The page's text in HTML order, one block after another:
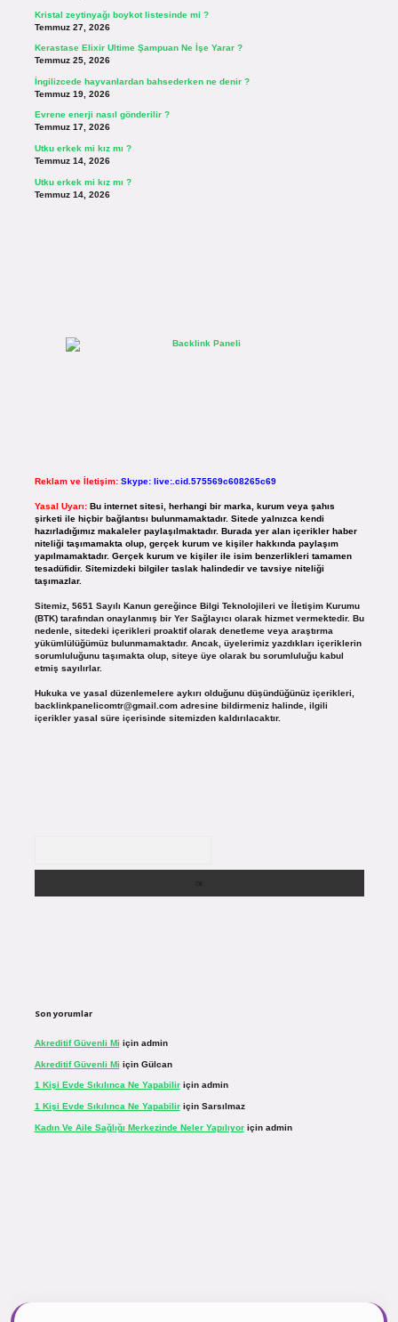
Kristal zeytinyağı boykot listesinde mi ?
Temmuz 27, 2026
Kerastase Elixir Ultime Şampuan Ne İşe Yarar ?
Temmuz 25, 2026
İngilizcede hayvanlardan bahsederken ne denir ?
Temmuz 19, 2026
Evrene enerji nasıl gönderilir ?
Temmuz 17, 2026
Utku erkek mi kız mı ?
Temmuz 14, 2026
Utku erkek mi kız mı ?
Temmuz 14, 2026
Reklam ve İletişim: Skype: live:.cid.575569c608265c69
Yasal Uyarı: Bu internet sitesi, herhangi bir marka, kurum veya şahıs
şirketi ile hiçbir bağlantısı bulunmamaktadır. Sitede yalnızca kendi
hazırladığımız makaleler paylaşılmaktadır. Burada yer alan içerikler haber
niteliği taşımamakta olup, gerçek kurum ve kişiler hakkında paylaşım
yapılmamaktadır. Gerçek kurum ve kişiler ile isim benzerlikleri tamamen
tesadüfidir. Sitemizdeki bilgiler taslak halindedir ve tavsiye niteliği
taşımazlar.
Sitemiz, 5651 Sayılı Kanun gereğince Bilgi Teknolojileri ve İletişim Kurumu
(BTK) tarafından onaylanmış bir Yer Sağlayıcı olarak hizmet vermektedir. Bu
nedenle, sitedeki içerikleri proaktif olarak denetleme veya araştırma
yükümlülüğümüz bulunmamaktadır. Ancak, üyelerimiz yazdıkları içeriklerin
sorumluluğunu taşımakta olup, siteye üye olarak bu sorumluluğu kabul
etmiş sayılırlar.
Hukuka ve yasal düzenlemelere aykırı olduğunu düşündüğünüz içerikleri,
backlinkpanelicomtr@gmail.comadresine bildirmeniz halinde, ilgili
içerikler yasal süre içerisinde sitemizden kaldırılacaktır.
Son yorumlar
Akreditif Güvenli Mi için admin
Akreditif Güvenli Mi için Gülcan
1 Kişi Evde Sıkılınca Ne Yapabiliriçin admin
1 Kişi Evde Sıkılınca Ne Yapabiliriçin Sarsılmaz
Kadın Ve Aile Sağlığı Merkezinde Neler Yapılıyoriçin admin